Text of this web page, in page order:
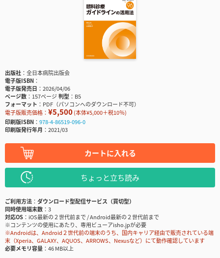
出版社
全日本病院出版会
電子版ISBN
電子版発売日
2026/04/06
ページ数
157ページ判型
B5
フォーマット
PDF（パソコンへのダウンロード不可）
電子版販売価格： ¥5,500(本体¥5,000＋税10％)
印刷版ISBN
978-4-86519-096-0
印刷版発行年月
2021/03
カートに入れる
ちょっと立ち読み
ご利用方法
ダウンロード型配信サービス（買切型）
同時使用端末数
3
対応OS
iOS最新の２世代前まで / Android最新の２世代前まで
※コンテンツの使用にあたり、専用ビューアisho.jpが必要
※Androidは、Android２世代前の端末のうち、国内キャリア経由で販売されている端
末（Xperia、GALAXY、AQUOS、ARROWS、Nexusなど）にて動作確認しています
必要メモリ容量
46 MB以上